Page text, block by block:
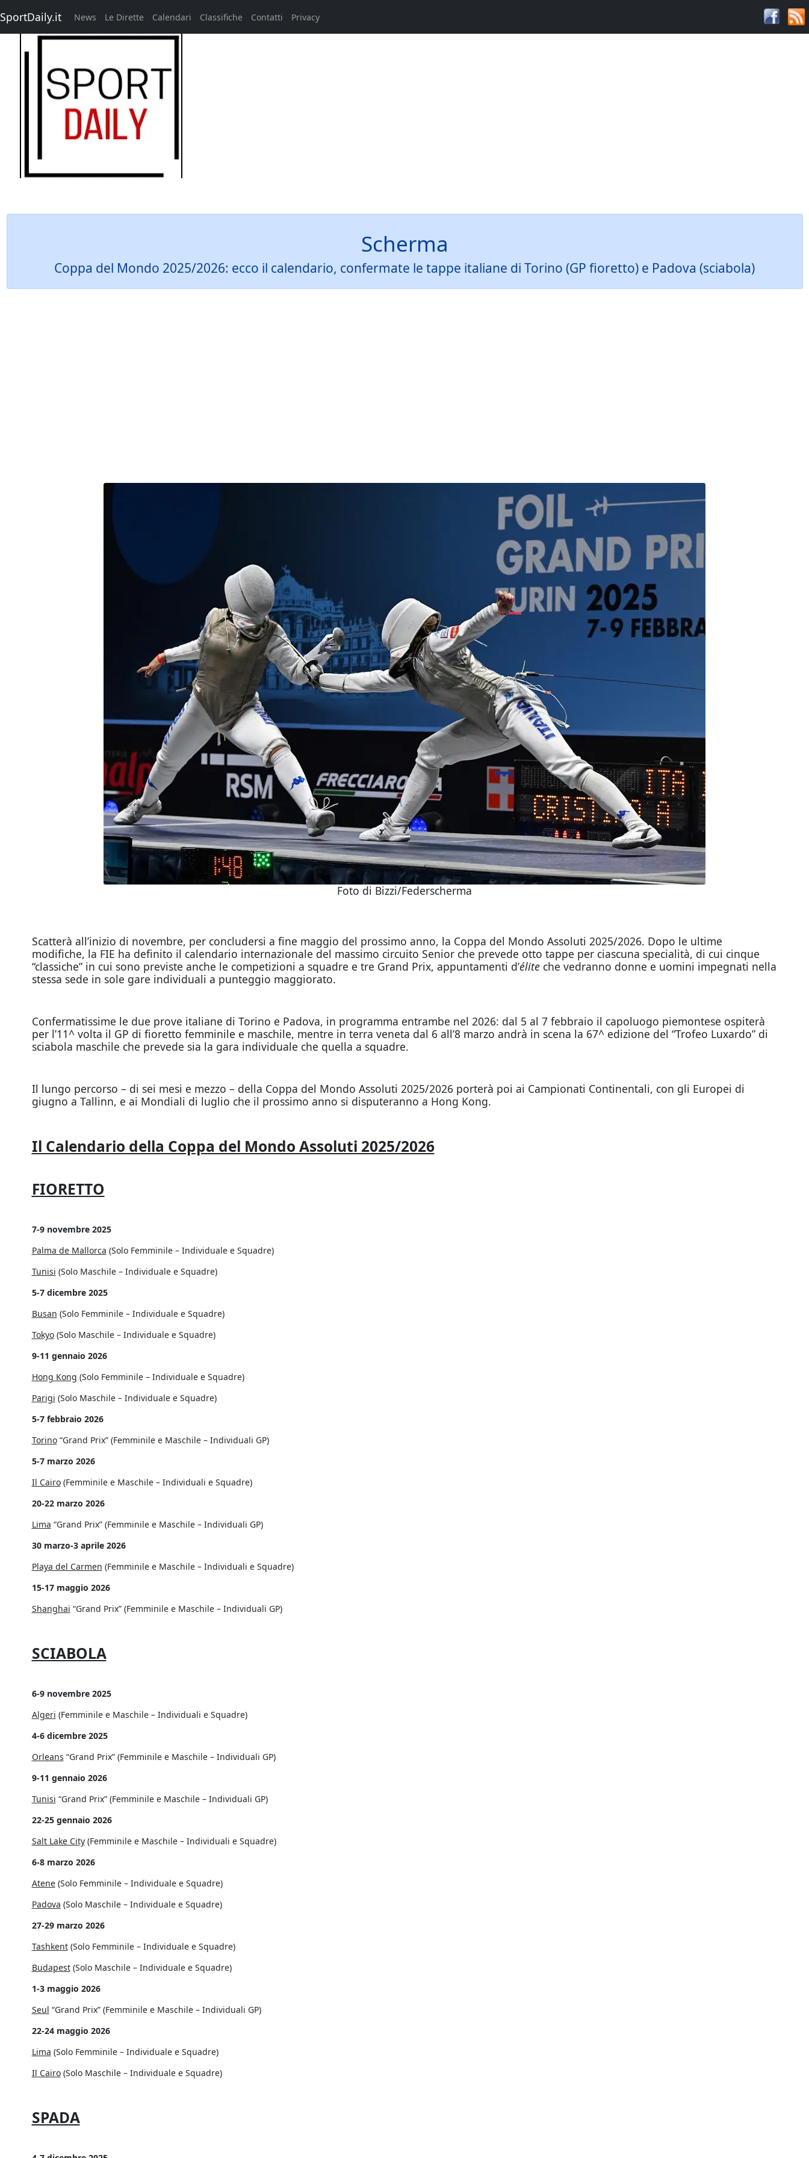
SportDaily.it News Le Dirette Calendari Classifiche Contatti Privacy
Scherma
Coppa del Mondo 2025/2026: ecco il calendario, confermate le tappe italiane di Torino (GP fioretto) e Padova (sciabola)
Foto di Bizzi/Federscherma
Scatterà all’inizio di novembre, per concludersi a fine maggio del prossimo anno, la Coppa del Mondo Assoluti 2025/2026. Dopo le ultime
modifiche, la FIE ha definito il calendario internazionale del massimo circuito Senior che prevede otto tappe per ciascuna specialità, di cui cinque
“classiche” in cui sono previste anche le competizioni a squadre e tre Grand Prix, appuntamenti d’éliteche vedranno donne e uomini impegnati nella
stessa sede in sole gare individuali a punteggio maggiorato.
Confermatissime le due prove italiane di Torino e Padova, in programma entrambe nel 2026: dal 5 al 7 febbraio il capoluogo piemontese ospiterà
per l’11^ volta il GP di fioretto femminile e maschile, mentre in terra veneta dal 6 all’8 marzo andrà in scena la 67^ edizione del “Trofeo Luxardo” di
sciabola maschile che prevede sia la gara individuale che quella a squadre.
Il lungo percorso – di sei mesi e mezzo – della Coppa del Mondo Assoluti 2025/2026 porterà poi ai Campionati Continentali, con gli Europei di
giugno a Tallinn, e ai Mondiali di luglio che il prossimo anno si disputeranno a Hong Kong.
Il Calendario della Coppa del Mondo Assoluti 2025/2026
FIORETTO
7-9 novembre 2025
Palma de Mallorca (Solo Femminile – Individuale e Squadre)
Tunisi (Solo Maschile – Individuale e Squadre)
5-7 dicembre 2025
Busan (Solo Femminile – Individuale e Squadre)
Tokyo(Solo Maschile – Individuale e Squadre)
9-11 gennaio 2026
Hong Kong (Solo Femminile – Individuale e Squadre)
Parigi (Solo Maschile – Individuale e Squadre)
5-7 febbraio 2026
Torino“Grand Prix” (Femminile e Maschile – Individuali GP)
5-7 marzo 2026
Il Cairo(Femminile e Maschile – Individuali e Squadre)
20-22 marzo 2026
Lima “Grand Prix” (Femminile e Maschile – Individuali GP)
30 marzo-3 aprile 2026
Playa del Carmen (Femminile e Maschile – Individuali e Squadre)
15-17 maggio 2026
Shanghai “Grand Prix” (Femminile e Maschile – Individuali GP)
SCIABOLA
6-9 novembre 2025
Algeri (Femminile e Maschile – Individuali e Squadre)
4-6 dicembre 2025
Orleans “Grand Prix” (Femminile e Maschile – Individuali GP)
9-11 gennaio 2026
Tunisi “Grand Prix” (Femminile e Maschile – Individuali GP)
22-25 gennaio 2026
Salt Lake City(Femminile e Maschile – Individuali e Squadre)
6-8 marzo 2026
Atene(Solo Femminile – Individuale e Squadre)
Padova (Solo Maschile – Individuale e Squadre)
27-29 marzo 2026
Tashkent(Solo Femminile – Individuale e Squadre)
Budapest(Solo Maschile – Individuale e Squadre)
1-3 maggio 2026
Seul “Grand Prix” (Femminile e Maschile – Individuali GP)
22-24 maggio 2026
Lima (Solo Femminile – Individuale e Squadre)
Il Cairo(Solo Maschile – Individuale e Squadre)
SPADA